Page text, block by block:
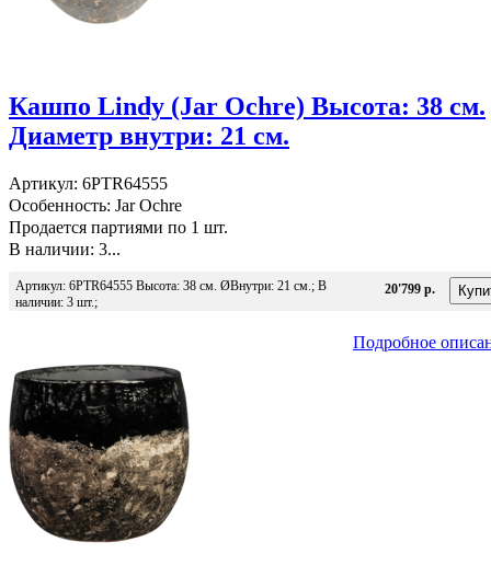
Кашпо Lindy (Jar Ochre) Высота: 38 см.
Диаметр внутри: 21 см.
Артикул: 6PTR64555
Особенность: Jar Ochre
Продается партиями по 1 шт.
В наличии: 3...
Артикул: 6PTR64555 Высота: 38 см. ØВнутри: 21 см.; В
наличии: 3 шт.;
20'799 р.
Подробное